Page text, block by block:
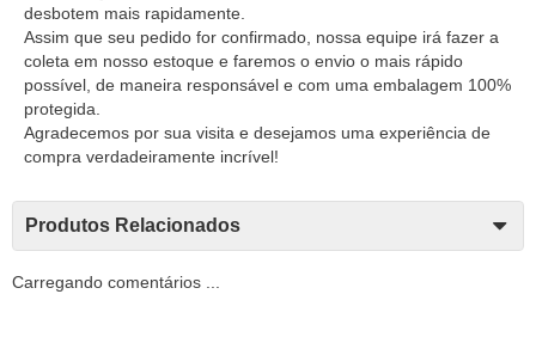
desbotem mais rapidamente.
Assim que seu pedido for confirmado, nossa equipe irá fazer a
coleta em nosso estoque e faremos o envio o mais rápido
possível, de maneira responsável e com uma embalagem 100%
protegida.
Agradecemos por sua visita e desejamos uma experiência de
compra verdadeiramente incrível!
Produtos Relacionados
Carregando comentários ...